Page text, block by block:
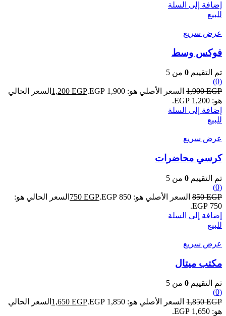
إضافة إلى السلة
للبيع
عرض سريع
فوكس وسط
تم التقييم 0 من 5
(0)
1,900EGP السعر الأصلي هو: 1,900 EGP. 1,200 EGP
السعر الحالي
هو: 1,200 EGP.
إضافة إلى السلة
للبيع
عرض سريع
كرسي محاضرات
تم التقييم 0 من 5
(0)
850EGP السعر الأصلي هو: 850 EGP. 750 EGP
السعر الحالي هو:
750 EGP.
إضافة إلى السلة
للبيع
عرض سريع
مكتب ميتال
تم التقييم 0 من 5
(0)
1,850EGP السعر الأصلي هو: 1,850 EGP. 1,650 EGP
السعر الحالي
هو: 1,650 EGP.